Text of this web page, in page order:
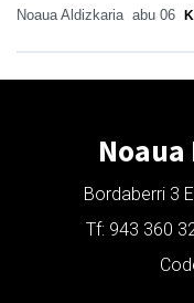
Noaua Aldizkaria abu 06
Bordaberri 3
Tf: 943 360